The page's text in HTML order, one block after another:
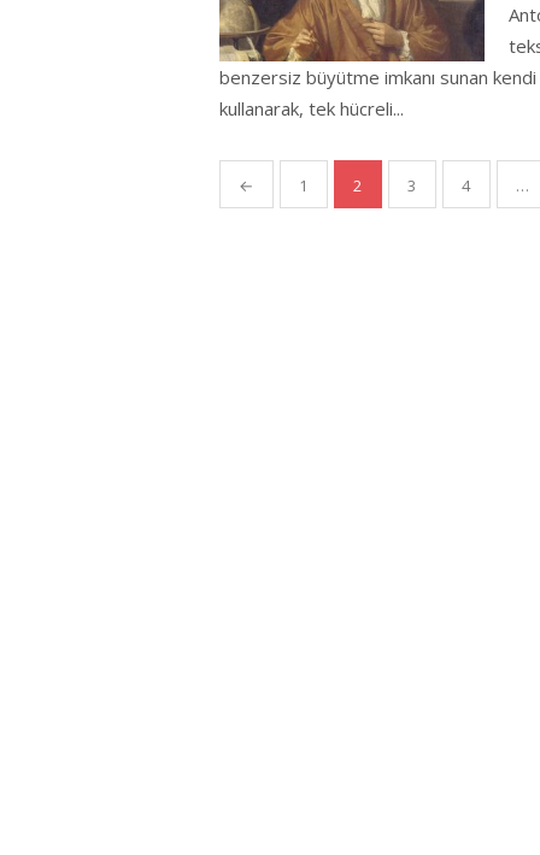
benzersiz büyütme imkanı sunan
kullanarak, tek hücreli...
Yazı
gezinmesi
← 1 2 3 4 …